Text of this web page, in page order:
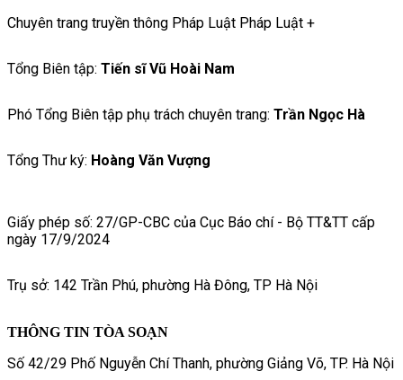
Chuyên trang truyền thông Pháp Luật Pháp Luật +
Tổng Biên tập: Tiến sĩ Vũ Hoài Nam
Phó Tổng Biên tập phụ trách chuyên trang: Trần Ngọc Hà
Tổng Thư ký: Hoàng Văn Vượng
Giấy phép số: 27/GP-CBC của Cục Báo chí - Bộ TT&TT cấp
ngày 17/9/2024
Trụ sở: 142 Trần Phú, phường Hà Đông, TP Hà Nội
THÔNG TIN TÒA SOẠN
Số 42/29 Phố Nguyễn Chí Thanh, phường Giảng Võ, TP. Hà Nội